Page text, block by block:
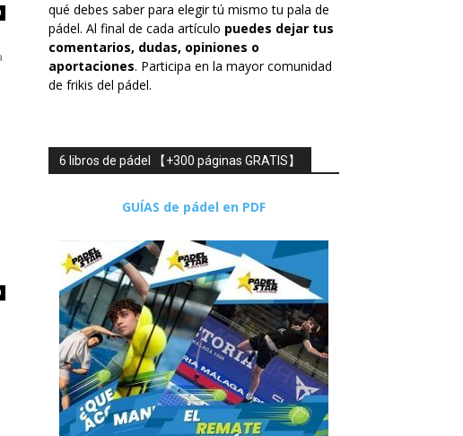
qué debes saber para elegir tú mismo tu pala de
pádel. Al final de cada artículo puedes dejar tus
comentarios, dudas, opiniones o
aportaciones. Participa en la mayor comunidad
de frikis del pádel.
6 libros de pádel 【+300 páginas GRATIS】
GUÍAS de pádel en PDF